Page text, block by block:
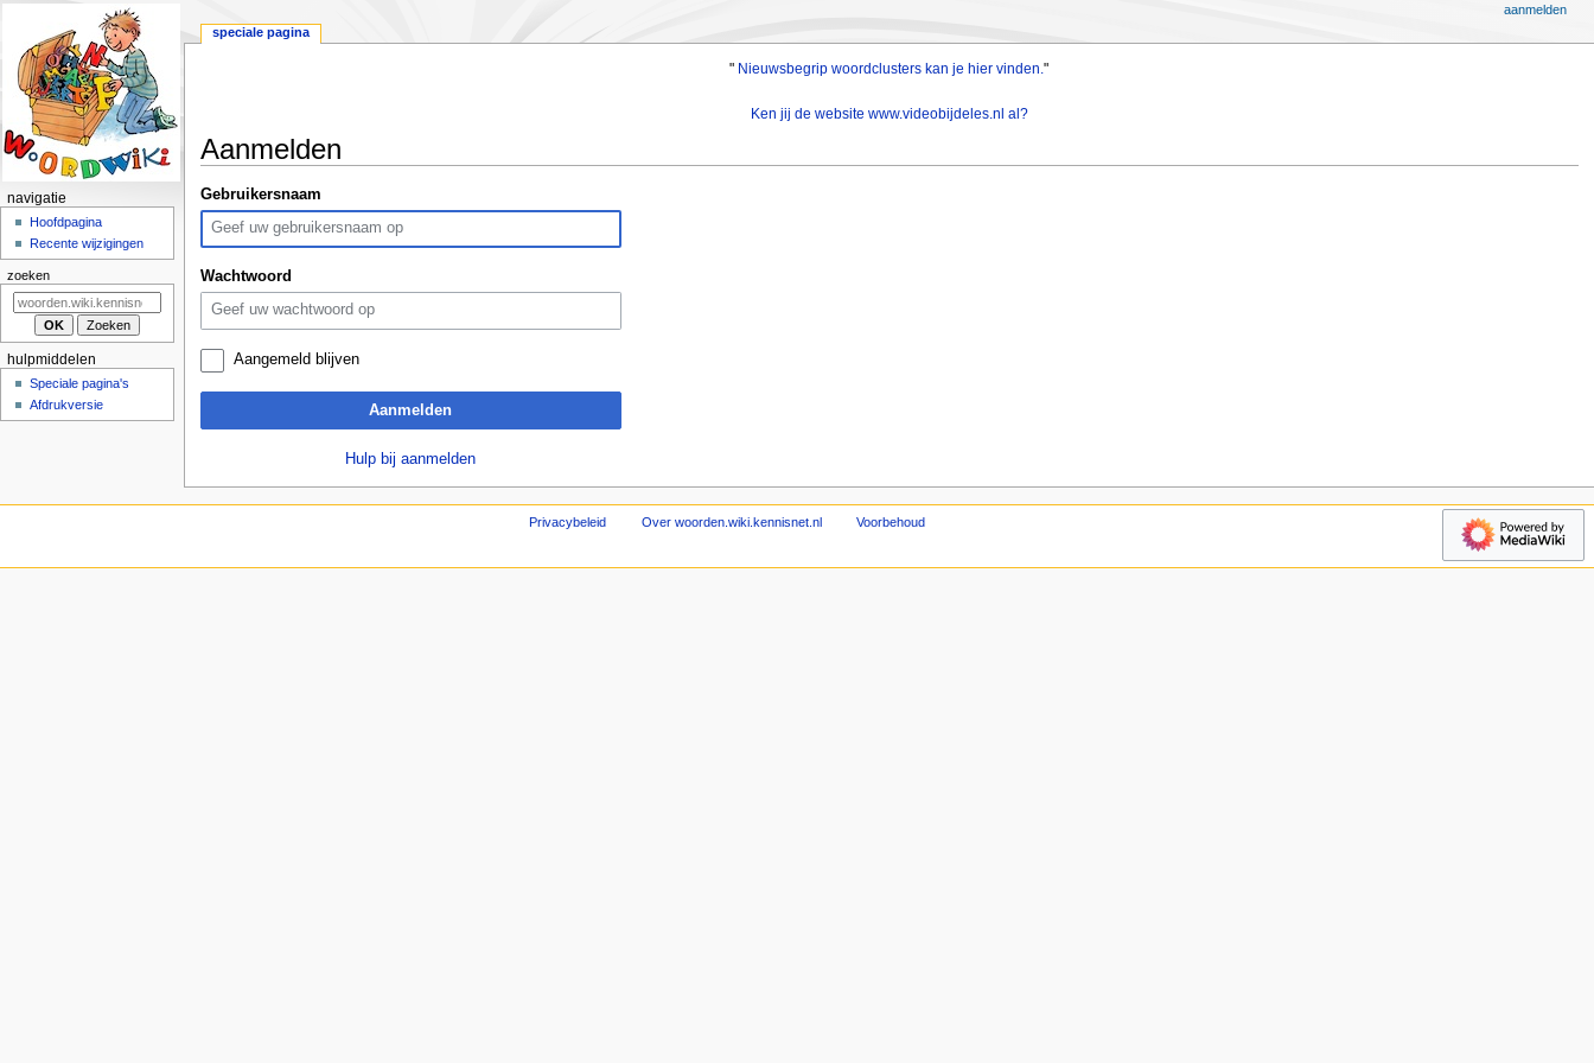
" Nieuwsbegrip woordclusters kan je hier vinden."
Ken jij de website www.videobijdeles.nl al?
Aanmelden
Naar
navigatie
Naar
zoeken
Gebruikersnaam
Wachtwoord
Aangemeld blijven
Aanmelden
Hulp bij aanmelden
N
v
i
speciale pagina
aanmelden
navigatie
Hoofdpagina
Recente wijzigingen
zoeken
hulpmiddelen
Speciale pagina's
Afdrukversie
Privacybeleid Over woorden.wiki.kennisnet.nl Voorbehoud